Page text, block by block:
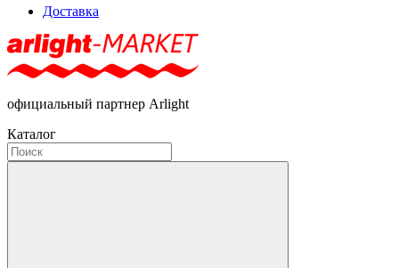
Доставка
официальный партнер Arlight
Каталог